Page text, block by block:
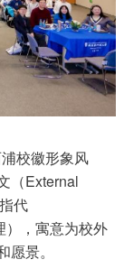
校徽形象风
（External
代
），寓意为校外
景。